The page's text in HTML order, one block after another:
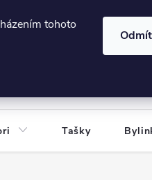
tohoto
606124443
osobních údajů
Tašky